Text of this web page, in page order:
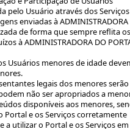
pelo Usuário através dos
enviadas à
de forma que sempre reflita
à ADMINISTRADORA DO
Usuários menores de idade
legais dos menores
não ser apropriados a
disponíveis aos menores,
Portal e os Serviços corretamente
a utilizar o Portal e os Serviços